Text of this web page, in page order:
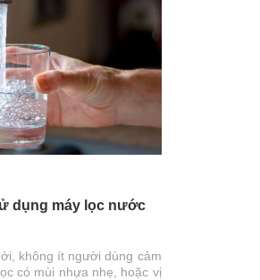
dụng máy lọc nước
không ít người dùng cảm
có mùi nhựa nhẹ, hoặc vị